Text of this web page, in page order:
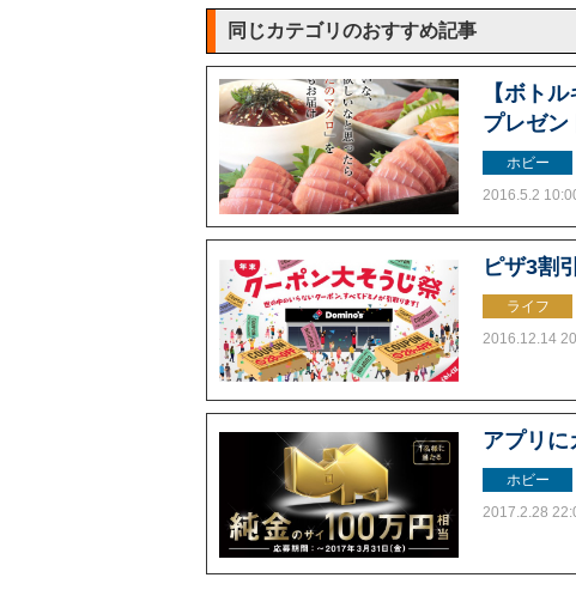
同じカテゴリのおすすめ記事
【ボト
プレゼン
ホビー
2016.5.2
ピザ3割
ライフ
2016.12.14
アプリに
ホビー
2017.2.28